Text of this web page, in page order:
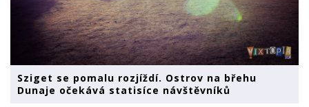
Sziget se pomalu rozjíždí. Ostrov na břehu
Dunaje očekává statisíce návštěvníků